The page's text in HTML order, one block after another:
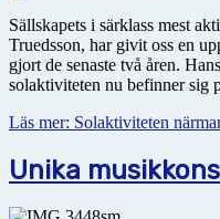
Sällskapets i särklass mest
Truedsson, har givit oss en
gjort de senaste två åren.
solaktiviteten nu befinner sig
Läs mer: Solaktiviteten
Unika